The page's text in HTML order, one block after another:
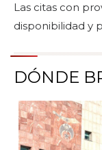
Las citas con
disponibilidad y
DÓNDE